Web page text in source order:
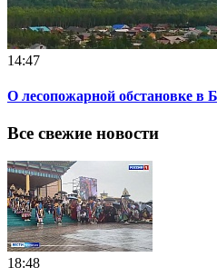
14:47
О лесопожарной обстановке в
Все свежие новости
18:48